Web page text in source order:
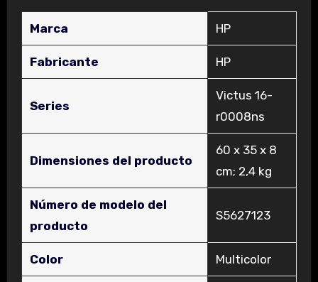
Marca ‎HP
Fabricante ‎HP
Series
‎Victus 16-
r0008ns
Dimensiones del producto
‎60 x 35 x 8
cm; 2,4 kg
Número de modelo del
producto
‎S5627123
Color ‎Multicolor